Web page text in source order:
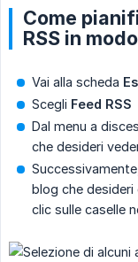
Come
RSS in
Vai alla scheda
Scegli Feed RSS
Dal menu a
che desideri
blog che desideri
clic sulle caselle